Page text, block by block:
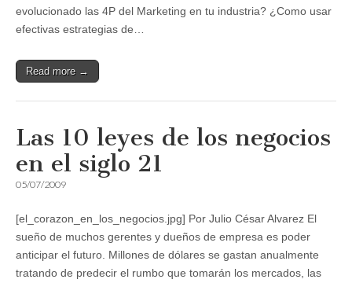
evolucionado las 4P del Marketing en tu industria? ¿Como usar
efectivas estrategias de…
Read more →
Las 10 leyes de los negocios
en el siglo 21
05/07/2009
[el_corazon_en_los_negocios.jpg] Por Julio César Alvarez El
sueño de muchos gerentes y dueños de empresa es poder
anticipar el futuro. Millones de dólares se gastan anualmente
tratando de predecir el rumbo que tomarán los mercados, las